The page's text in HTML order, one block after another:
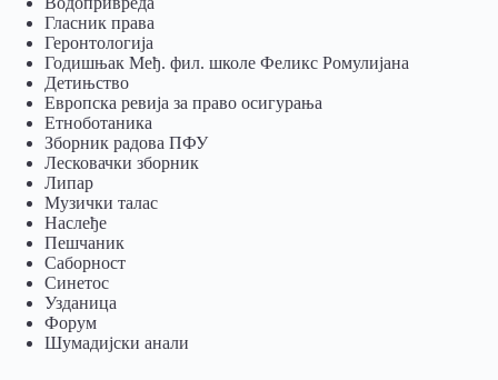
Гласник права
Геронтологија
Годишњак Међ. фил. школе Феликс Ромулијана
Детињство
Европска ревија за право осигурања
Eтноботаника
Зборник радова ПФУ
Лесковачки зборник
Липар
Музички талас
Наслеђе
Пешчаник
Саборност
Синетос
Узданица
Форум
Шумадијски анали